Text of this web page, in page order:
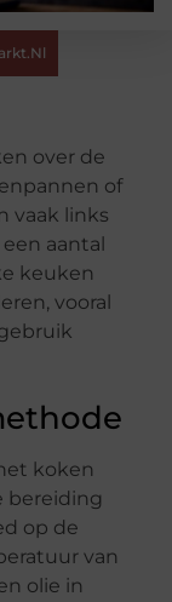
over de
of
vaak links
aantal
keuken
vooral
koken
bereiding
op de
van
olie in